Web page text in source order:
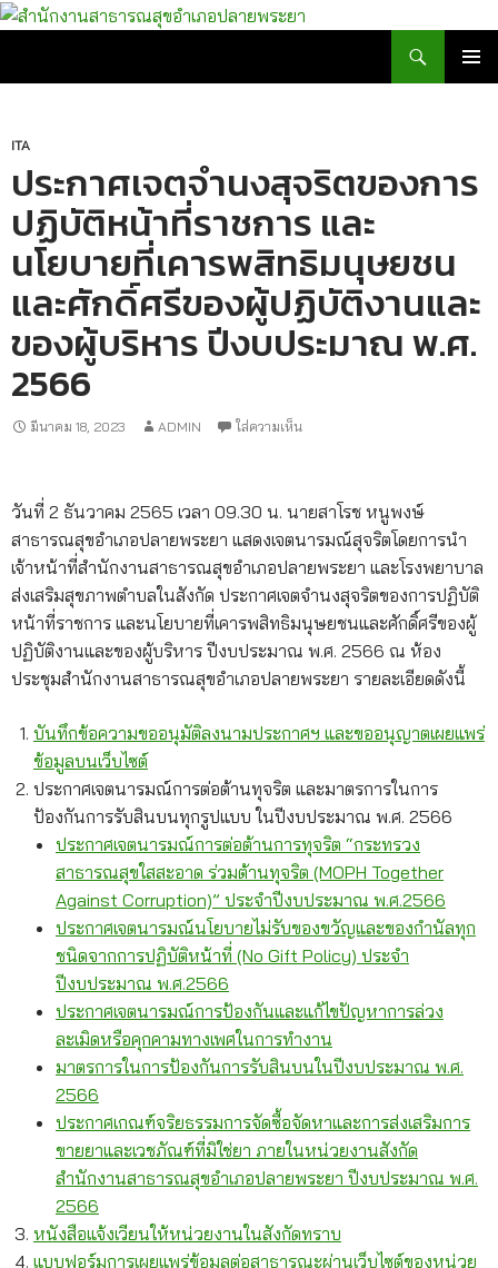
ITA
ประกาศเจตจำนงสุจริตของการ
ปฏิบัติหน้าที่ราชการ และ
นโยบายที่เคารพสิทธิมนุษยชน
และศักดิ์ศรีของผู้ปฏิบัติงานและ
ของผู้บริหาร ปีงบประมาณ พ.ศ.
2566
มีนาคม 18, 2023 ADMIN ใส่ความเห็น
วันที่ 2 ธันวาคม 2565 เวลา 09.30 น. นายสาโรช หนูพงษ์
สาธารณสุขอำเภอปลายพระยา แสดงเจตนารมณ์สุจริตโดยการนำ
เจ้าหน้าที่สำนักงานสาธารณสุขอำเภอปลายพระยา และโรงพยาบาล
ส่งเสริมสุขภาพตำบลในสังกัด ประกาศเจตจำนงสุจริตของการปฏิบัติ
หน้าที่ราชการ และนโยบายที่เคารพสิทธิมนุษยชนและศักดิ์ศรีของผู้
ปฏิบัติงานและของผู้บริหาร ปีงบประมาณ พ.ศ. 2566 ณ ห้อง
ประชุมสำนักงานสาธารณสุขอำเภอปลายพระยา รายละเอียดดังนี้
บันทึกข้อความขออนุมัติลงนามประกาศฯ และขออนุญาตเผยแพร่
ข้อมูลบนเว็บไซต์
ประกาศเจตนารมณ์การต่อต้านทุจริต และมาตรการในการ
ป้องกันการรับสินบนทุกรูปแบบ ในปีงบประมาณ พ.ศ. 2566
ประกาศเจตนารมณ์การต่อต้านการทุจริต “กระทรวง
สาธารณสุขใสสะอาด ร่วมต้านทุจริต (MOPH Together
Against Corruption)” ประจำปีงบประมาณ พ.ศ.2566
ประกาศเจตนารมณ์นโยบายไม่รับของขวัญและของกำนัลทุก
ชนิดจากการปฏิบัติหน้าที่ (No Gift Policy) ประจำ
ปีงบประมาณ พ.ศ.2566
ประกาศเจตนารมณ์การป้องกันและแก้ไขปัญหาการล่วง
ละเมิดหรือคุกคามทางเพศในการทำงาน
มาตรการในการป้องกันการรับสินบนในปีงบประมาณ พ.ศ.
2566
ประกาศเกณฑ์จริยธรรมการจัดซื้อจัดหาและการส่งเสริมการ
ขายยาและเวชภัณฑ์ที่มิใช่ยา ภายในหน่วยงานสังกัด
สำนักงานสาธารณสุขอำเภอปลายพระยา ปีงบประมาณ พ.ศ.
2566
หนังสือแจ้งเวียนให้หน่วยงานในสังกัดทราบ
แบบฟอร์มการเผยแพร่ข้อมูลต่อสาธารณะผ่านเว็บไซต์ของหน่วย